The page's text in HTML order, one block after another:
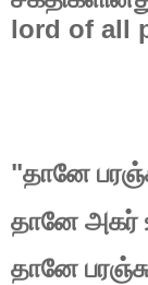
lord of all
"தானே
தானே அகர்
தானே